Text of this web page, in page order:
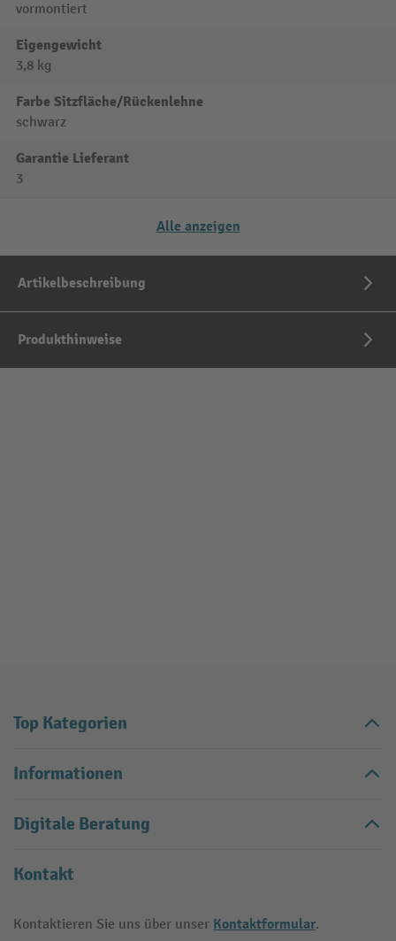
vormontiert
Eigengewicht
3,8 kg
Farbe Sitzfläche/Rückenlehne
schwarz
Garantie Lieferant
3
Alle anzeigen
Artikelbeschreibung
Produkthinweise
Top Kategorien
Informationen
Digitale Beratung
Kontakt
Kontaktieren Sie uns über unser Kontaktformular.